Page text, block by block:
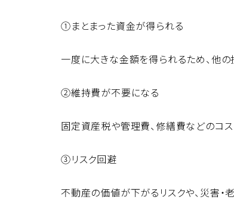
①まとまった資金が得られる
一度に大きな金額を得られるため、他の
②維持費が不要になる
固定資産税や管理費、修繕費などのコス
③リスク回避
不動産の価値が下がるリスクや、災害